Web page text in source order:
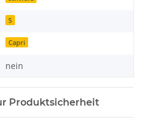
S
Capri
nein
Produktsicherheit